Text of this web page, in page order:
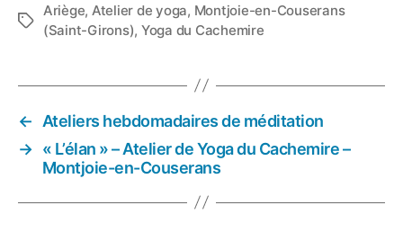
Étiquettes
Ariège, Atelier de yoga, Montjoie-en-Couserans
(Saint-Girons), Yoga du Cachemire
←
Ateliers hebdomadaires de méditation
→ « L’élan » – Atelier de Yoga du Cachemire –
Montjoie-en-Couserans